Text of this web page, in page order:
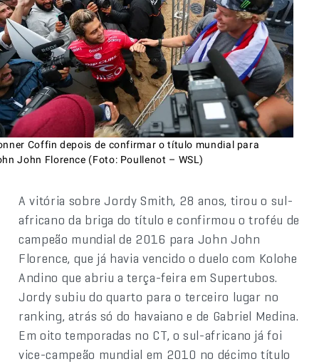
Coffin depois de confirmar o título mundial para
John Florence (Foto: Poullenot – WSL)
A vitória sobre Jordy Smith, 28 anos, tirou o sul-
africano da briga do título e confirmou o troféu de
campeão mundial de 2016 para John John
Florence, que já havia vencido o duelo com Kolohe
Andino que abriu a terça-feira em Supertubos.
Jordy subiu do quarto para o terceiro lugar no
ranking, atrás só do havaiano e de Gabriel Medina.
Em oito temporadas no CT, o sul-africano já foi
vice-campeão mundial em 2010 no décimo título